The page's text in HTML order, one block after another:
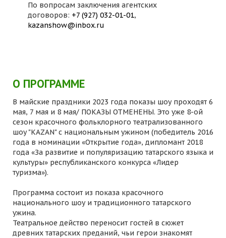
По вопросам заключения агентских
договоров: +7 (927) 032-01-01,
kazanshow@inbox.ru
О ПРОГРАММЕ
В майские праздники 2023 года показы шоу проходят 6
мая, 7 мая и 8 мая/ ПОКАЗЫ ОТМЕНЕНЫ. Это уже 8-ой
сезон красочного фольклорного театрализованного
шоу "KAZAN" с национальным ужином (победитель 2016
года в номинации «Открытие года», дипломант 2018
года «За развитие и популяризацию татарского языка и
культуры» республиканского конкурса «Лидер
туризма»).
Программа состоит из показа красочного
национального шоу и традиционного татарского
ужина.
Театральное действо переносит гостей в сюжет
древних татарских преданий, чьи герои знакомят